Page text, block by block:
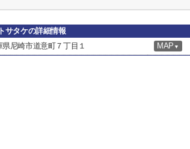
サタケの詳細情報
県尼崎市道意町７丁目１ MAP ▼